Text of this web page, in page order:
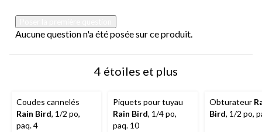
Aucune question n'a été posée sur ce produit.
4 étoiles et plus
Coudes cannelés
Rain Bird, 1/2 po,
paq. 4
Piquets pour tuyau
Rain Bird, 1/4 po,
paq. 10
Obturateur
Bird, 1/2 po,